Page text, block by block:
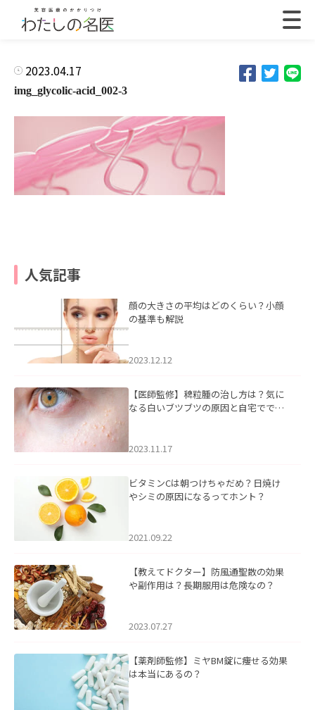
2023.04.17
img_glycolic-acid_002-3
人気記事
顔の大きさの平均はどのくらい？小顔
の基準も解説
2023.12.12
【医師監修】稗粒腫の治し方は？気に
なる白いブツブツの原因と自宅ででき
2023.11.17
ビタミンCは朝つけちゃだめ？日焼け
やシミの原因になるってホント？
2021.09.22
【教えてドクター】防風通聖散の効果
や副作用は？長期服用は危険なの？
2023.07.27
【薬剤師監修】ミヤBM錠に痩せる効果
は本当にあるの？